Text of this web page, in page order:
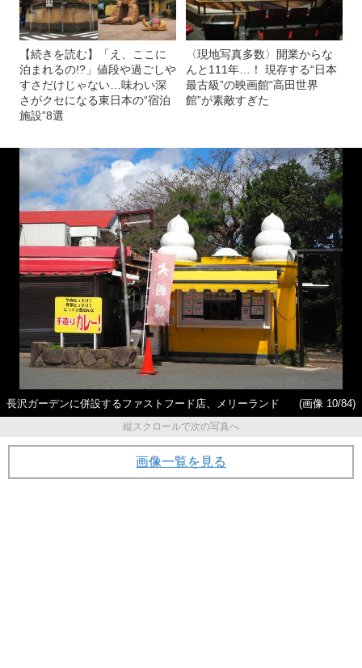
【続きを読む】「え、ここに
泊まれるの!?」値段や過ごしや
すさだけじゃない…味わい深
さがクセになる東日本の“宿泊
施設”8選
〈現地写真多数〉開業からな
んと111年…！ 現存する“日本
最古級”の映画館“高田世界
館”が素敵すぎた
長沢ガーデンに併設するファストフード店、メリーランド
(画像 10/84)
縦スクロールで次の写真へ
画像一覧を見る